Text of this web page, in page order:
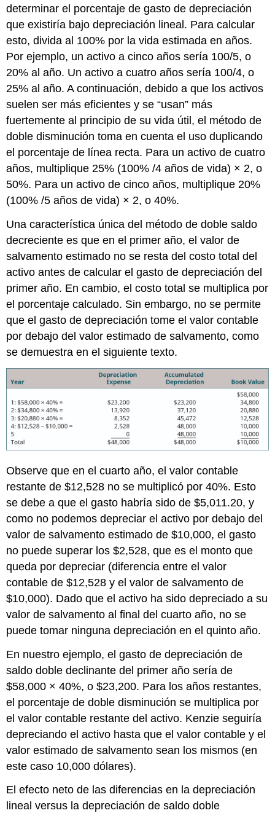
determinar el porcentaje de gasto de depreciación
que existiría bajo depreciación lineal. Para calcular
esto, divida al 100% por la vida estimada en años.
Por ejemplo, un activo a cinco años sería 100/5, o
20% al año. Un activo a cuatro años sería 100/4, o
25% al año. A continuación, debido a que los activos
suelen ser más eficientes y se “usan” más
fuertemente al principio de su vida útil, el método de
doble disminución toma en cuenta el uso duplicando
el porcentaje de línea recta. Para un activo de cuatro
años, multiplique 25% (100% /4 años de vida) × 2, o
50%. Para un activo de cinco años, multiplique 20%
(100% /5 años de vida) × 2, o 40%.
Una característica única del método de doble saldo
decreciente es que en el primer año, el valor de
salvamento estimado no se resta del costo total del
activo antes de calcular el gasto de depreciación del
primer año. En cambio, el costo total se multiplica por
el porcentaje calculado. Sin embargo, no se permite
que el gasto de depreciación tome el valor contable
por debajo del valor estimado de salvamento, como
se demuestra en el siguiente texto.
Observe que en el cuarto año, el valor contable
restante de $12,528 no se multiplicó por 40%. Esto
se debe a que el gasto habría sido de $5,011.20, y
como no podemos depreciar el activo por debajo del
valor de salvamento estimado de $10,000, el gasto
no puede superar los $2,528, que es el monto que
queda por depreciar (diferencia entre el valor
contable de $12,528 y el valor de salvamento de
$10,000). Dado que el activo ha sido depreciado a su
valor de salvamento al final del cuarto año, no se
puede tomar ninguna depreciación en el quinto año.
En nuestro ejemplo, el gasto de depreciación de
saldo doble declinante del primer año sería de
$58,000 × 40%, o $23,200. Para los años restantes,
el porcentaje de doble disminución se multiplica por
el valor contable restante del activo. Kenzie seguiría
depreciando el activo hasta que el valor contable y el
valor estimado de salvamento sean los mismos (en
este caso 10,000 dólares).
El efecto neto de las diferencias en la depreciación
lineal versus la depreciación de saldo doble